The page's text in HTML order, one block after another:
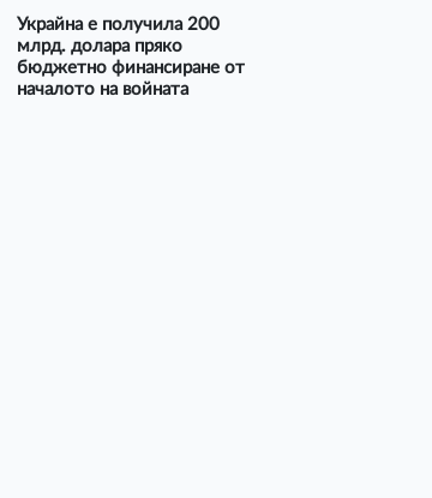
Украйна е получила 200
млрд. долара пряко
бюджетно финансиране от
началото на войната